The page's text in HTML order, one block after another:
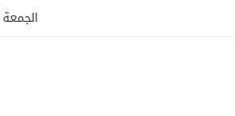
الجمعة 7 أغسطس 2026 - 3:35 صباحًا